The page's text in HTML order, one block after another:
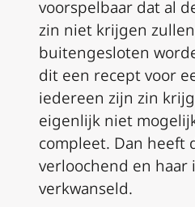
voorspelbaar dat al
zin niet krijgen
buitengesloten
dit een recept voor
iedereen zijn zin
eigenlijk niet
compleet. Dan heeft
verloochend en
verkwanseld.